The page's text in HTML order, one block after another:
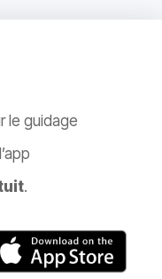
le guidage
.